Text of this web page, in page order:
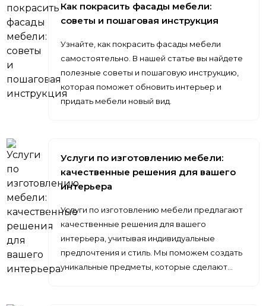
Как покрасить фасады мебели:
советы и пошаговая инструкция
Узнайте, как покрасить фасады мебели
самостоятельно. В нашей статье вы найдете
полезные советы и пошаговую инструкцию,
которая поможет обновить интерьер и
придать мебели новый вид.
Услуги по изготовлению мебели:
качественные решения для вашего
интерьера
Услуги по изготовлению мебели предлагают
качественные решения для вашего
интерьера, учитывая индивидуальные
предпочтения и стиль. Мы поможем создать
уникальные предметы, которые сделают…